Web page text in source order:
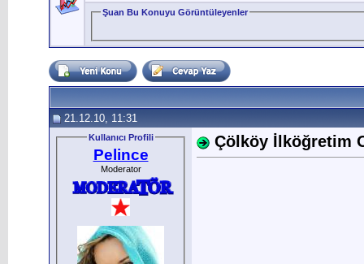
Şuan Bu Konuyu Görüntüleyenler
21.12.10, 11:31
Kullanıcı Profili
Pelince
Moderator
Çölköy İlköğretim